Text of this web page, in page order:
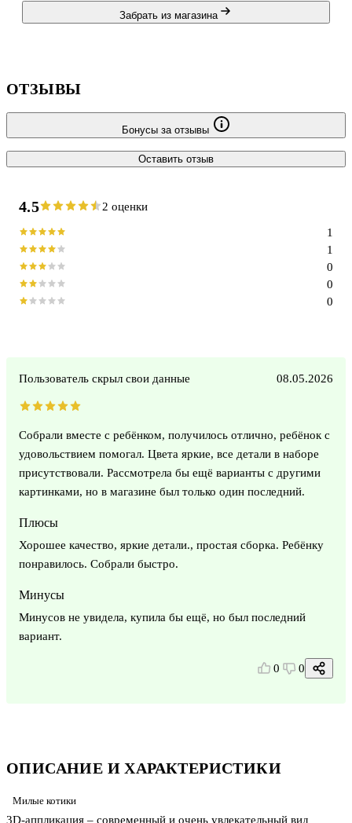
Забрать из магазина
ОПИСАНИЕ И ХАРАКТЕРИСТИКИ
Милые котики
3D-аппликация – современный и очень увлекательный вид
ОТЗЫВЫ
Бонусы за отзывы
Оставить отзыв
4.5 2 оценки
0
0
0
1
1
Пользователь скрыл свои данные 08.05.2026
Собрали вместе с ребёнком, получилось отлично, ребёнок с
удовольствием помогал. Цвета яркие, все детали в наборе
присутствовали. Рассмотрела бы ещё варианты с другими
картинками, но в магазине был только один последний.
Плюсы
Хорошее качество, яркие детали., простая сборка. Ребёнку
понравилось. Собрали быстро.
Минусы
Минусов не увидела, купила бы ещё, но был последний
вариант.
0 0